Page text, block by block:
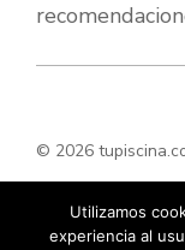
© 2026
Utilizamos
experiencia al